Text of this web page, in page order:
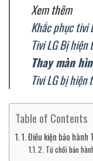
Xem thêm
Khắc phục tivi
Tivi LG Bị
Thay màn
Tivi LG bị hiện
Table of Contents
1. Điều kiện bảo
2. Từ chối bảo